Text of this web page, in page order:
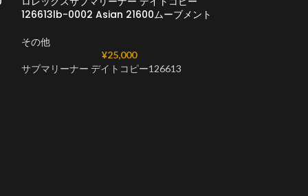
126613lb-0002 Asian 21600ムーブメント
その他
¥25,000
サブマリーナー デイトコピー126613